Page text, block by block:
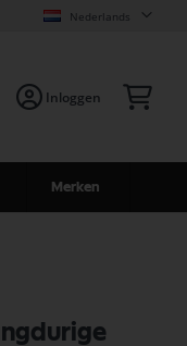
Nederlands
Inloggen
Merken